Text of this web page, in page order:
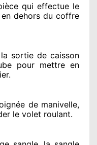
qui effectuele
dehorsdu coffre
sortie de caisson
pour mettre en
de manivelle,
le volet roulant.